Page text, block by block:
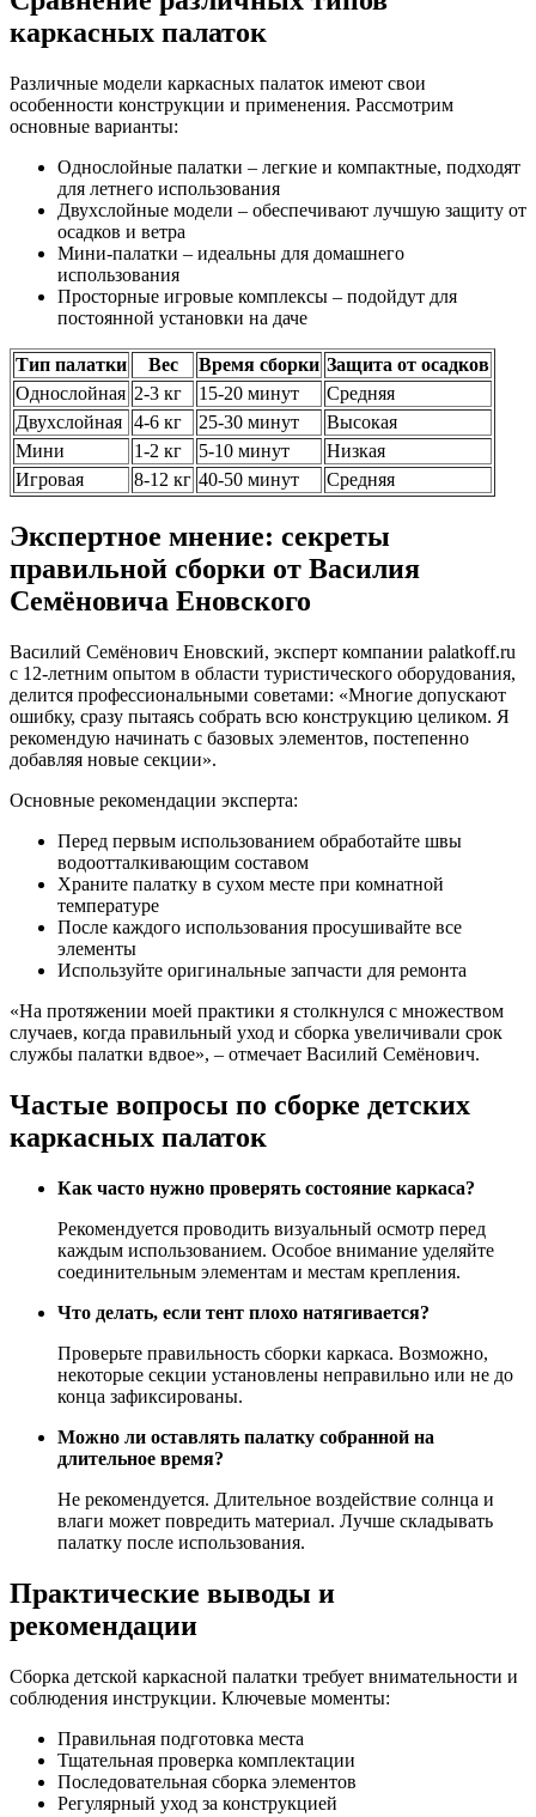
каркасных палаток
Различные модели каркасных палаток имеют свои
особенности конструкции и применения. Рассмотрим
основные варианты:
Однослойные палатки – легкие и компактные, подходят
для летнего использования
Двухслойные модели – обеспечивают лучшую защиту от
осадков и ветра
Мини-палатки – идеальны для домашнего
использования
Просторные игровые комплексы – подойдут для
постоянной установки на даче
Тип палатки Вес Время сборки Защита от осадков
Однослойная 2-3 кг 15-20 минут
Средняя
Двухслойная 4-6 кг 25-30 минут
Высокая
Мини
1-2 кг 5-10 минут
Низкая
Игровая
8-12 кг 40-50 минут Средняя
Экспертное мнение: секреты
правильной сборки от Василия
Семёновича Еновского
Василий Семёнович Еновский, эксперт компании palatkoff.ru
с 12-летним опытом в области туристического оборудования,
делится профессиональными советами: «Многие допускают
ошибку, сразу пытаясь собрать всю конструкцию целиком. Я
рекомендую начинать с базовых элементов, постепенно
добавляя новые секции».
Основные рекомендации эксперта:
Перед первым использованием обработайте швы
водоотталкивающим составом
Храните палатку в сухом месте при комнатной
температуре
После каждого использования просушивайте все
элементы
Используйте оригинальные запчасти для ремонта
«На протяжении моей практики я столкнулся с множеством
случаев, когда правильный уход и сборка увеличивали срок
службы палатки вдвое», – отмечает Василий Семёнович.
Частые вопросы по сборке детских
каркасных палаток
Как часто нужно проверять состояние каркаса?
Рекомендуется проводить визуальный осмотр перед
каждым использованием. Особое внимание уделяйте
соединительным элементам и местам крепления.
Что делать, если тент плохо натягивается?
Проверьте правильность сборки каркаса. Возможно,
некоторые секции установлены неправильно или не до
конца зафиксированы.
Можно ли оставлять палатку собранной на
длительное время?
Не рекомендуется. Длительное воздействие солнца и
влаги может повредить материал. Лучше складывать
палатку после использования.
Практические выводы и
рекомендации
Сборка детской каркасной палатки требует внимательности и
соблюдения инструкции. Ключевые моменты:
Правильная подготовка места
Тщательная проверка комплектации
Последовательная сборка элементов
Регулярный уход за конструкцией